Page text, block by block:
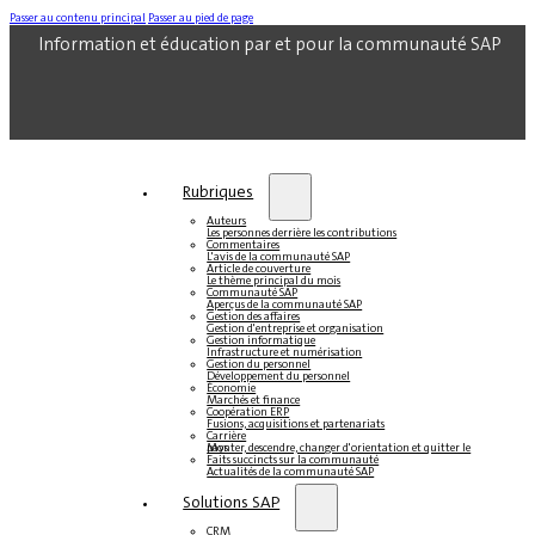
Passer au contenu principal Passer au pied de page
Information et éducation par et pour la communauté SAP
Rubriques
Auteurs
Les personnes derrière les contributions
Commentaires
L'avis de la communauté SAP
Article de couverture
Le thème principal du mois
Communauté SAP
Aperçus de la communauté SAP
Gestion des affaires
Gestion d'entreprise et organisation
Gestion informatique
Infrastructure et numérisation
Gestion du personnel
Développement du personnel
Économie
Marchés et finance
Coopération ERP
Fusions, acquisitions et partenariats
Carrière
Monter, descendre, changer d'orientation et quitter le pays
Faits succincts sur la communauté
Actualités de la communauté SAP
Solutions SAP
CRM